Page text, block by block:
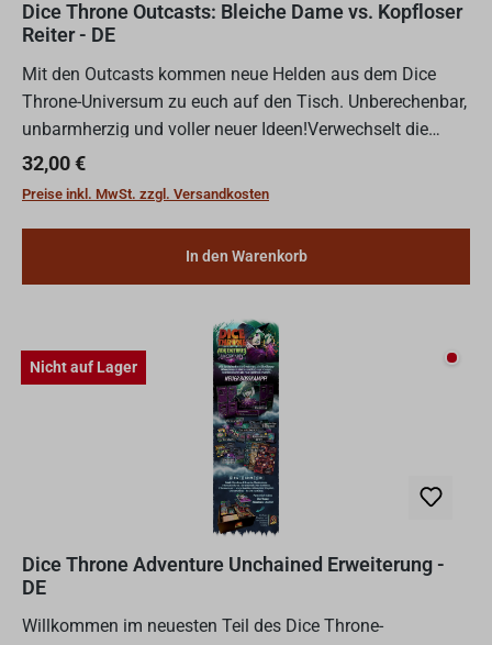
Dice Throne Outcasts: Bleiche Dame vs. Kopfloser
Reiter - DE
Mit den Outcasts kommen neue Helden aus dem Dice
Throne-Universum zu euch auf den Tisch. Unberechenbar,
unbarmherzig und voller neuer Ideen!Verwechselt die
gereizte Bleiche Lady nicht mit einer mageren, zarten
Blume....
Regulärer Preis:
32,00 €
Preise inkl. MwSt. zzgl. Versandkosten
In den Warenkorb
Nicht auf Lager Nicht
Dice Throne Adventure Unchained Erweiterung -
DE
Willkommen im neuesten Teil des Dice Throne-